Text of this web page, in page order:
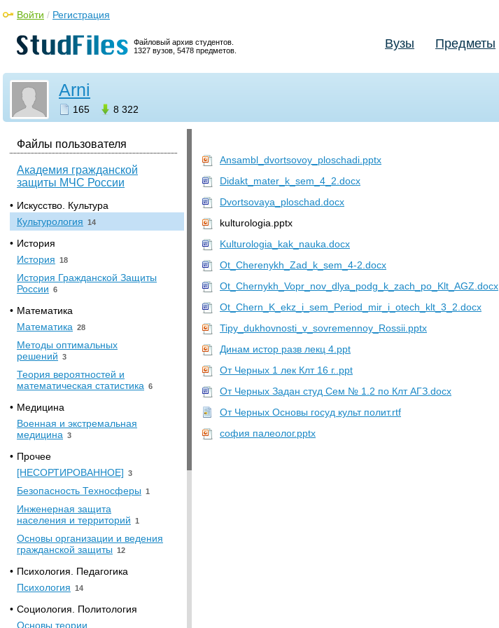
Файловый архив студентов.
1327 вузов, 5478 предметов.
Войти / Регистрация
Вузы Предметы
Arni
165 8 322
Файлы пользователя
Академия гражданской
защиты МЧС России
• Искусство. Культура
Культурология 14
• История
История 18
История Гражданской Защиты
России 6
• Математика
Математика 28
Методы оптимальных
решений 3
Теория вероятностей и
математическая статистика 6
• Медицина
Военная и экстремальная
медицина 3
• Прочее
[НЕСОРТИРОВАННОЕ] 3
Безопасность Техносферы 1
Инженерная защита
населения и территорий 1
Основы организации и ведения
гражданской защиты 12
• Психология. Педагогика
Психология 14
• Социология. Политология
Основы теории
Ansambl_dvortsovoy_ploschadi.pptx
Didakt_mater_k_sem_4_2.docx
Dvortsovaya_ploschad.docx
kulturologia.pptx
Kulturologia_kak_nauka.docx
Ot_Cherenykh_Zad_k_sem_4-2.docx
Ot_Chernykh_Vopr_nov_dlya_podg_k_zach_po_Klt_AGZ.docx
Ot_Chern_K_ekz_i_sem_Period_mir_i_otech_klt_3_2.docx
Tipy_dukhovnosti_v_sovremennoy_Rossii.pptx
Динам истор разв лекц 4.ppt
От Черных 1 лек Клт 16 г..ppt
От Черных Задан студ Сем № 1.2 по Клт АГЗ.docx
От Черных Основы госуд культ полит.rtf
софия палеолог.pptx